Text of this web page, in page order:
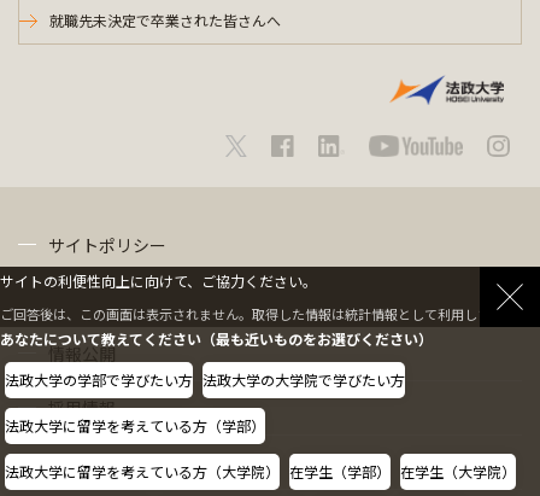
就職先未決定で卒業された皆さんへ
サイトポリシー
情報公開
採用情報
教職員の方へ
サイトの利便性向上に向けて、ご協力ください。
ご回答後は、この画面は表示されません。取得した情報は統計情報として利用します。
あなたについて教えてください（最も近いものをお選びください）
法政大学の学部で学びたい方 法政大学の大学院で学びたい方
法政大学に留学を考えている方（学部）
法政大学に留学を考えている方（大学院） 在学生（学部） 在学生（大学院）